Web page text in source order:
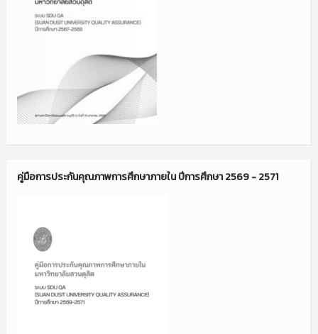
คู่มือการประกันคุณภาพการศึกษาภายใน ปีการศึกษา 2569 - 2571